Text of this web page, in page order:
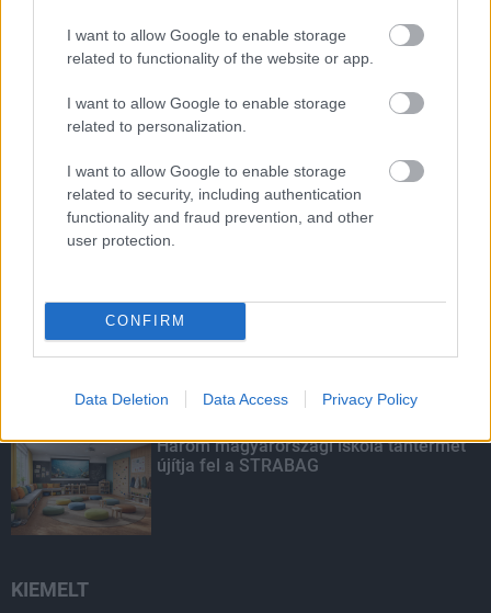
I want to allow Google to enable storage
related to functionality of the website or app.
I want to allow Google to enable storage
related to personalization.
I want to allow Google to enable storage
related to security, including authentication
functionality and fraud prevention, and other
user protection.
CONFIRM
Data Deletion Data Access Privacy Policy
HÍRDETÉS
LEGOLVASOTTABB
Megérkezett az eső a Duna
vízgyűjtőjére
Hőség és vízhiány - itatók feltöltésével
segítik a vadállományt a somogyi
erdőkben
Három magyarországi iskola tantermét
újítja fel a STRABAG
KIEMELT